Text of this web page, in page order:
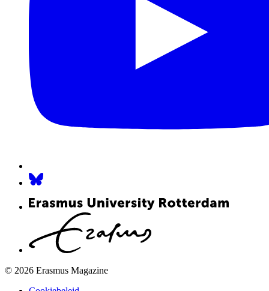
© 2026 Erasmus Magazine